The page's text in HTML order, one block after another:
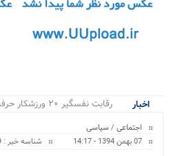
اخبار
اجتماعی / سیاسی
07 بهمن 1394 - 14:17
شناسه خبر : 2579